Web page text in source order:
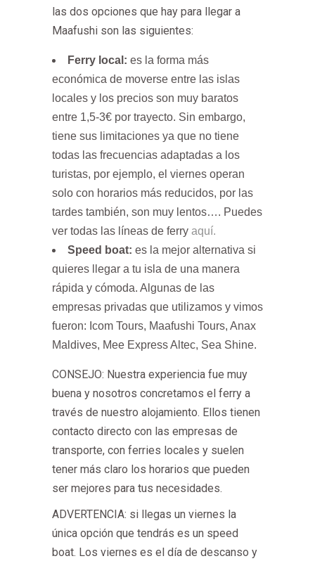
las dos opciones que hay para llegar a
Maafushi son las siguientes:
Ferry local: es la forma más
económica de moverse entre las islas
locales y los precios son muy baratos
entre 1,5-3€ por trayecto. Sin embargo,
tiene sus limitaciones ya que no tiene
todas las frecuencias adaptadas a los
turistas, por ejemplo, el viernes operan
solo con horarios más reducidos, por las
tardes también, son muy lentos…. Puedes
ver todas las líneas de ferry aquí.
Speed boat: es la mejor alternativa si
quieres llegar a tu isla de una manera
rápida y cómoda. Algunas de las
empresas privadas que utilizamos y vimos
fueron: Icom Tours, Maafushi Tours, Anax
Maldives, Mee Express Altec, Sea Shine.
CONSEJO: Nuestra experiencia fue muy
buena y nosotros concretamos el ferry a
través de nuestro alojamiento. Ellos tienen
contacto directo con las empresas de
transporte, con ferries locales y suelen
tener más claro los horarios que pueden
ser mejores para tus necesidades.
ADVERTENCIA: si llegas un viernes la
única opción que tendrás es un speed
boat. Los viernes es el día de descanso y